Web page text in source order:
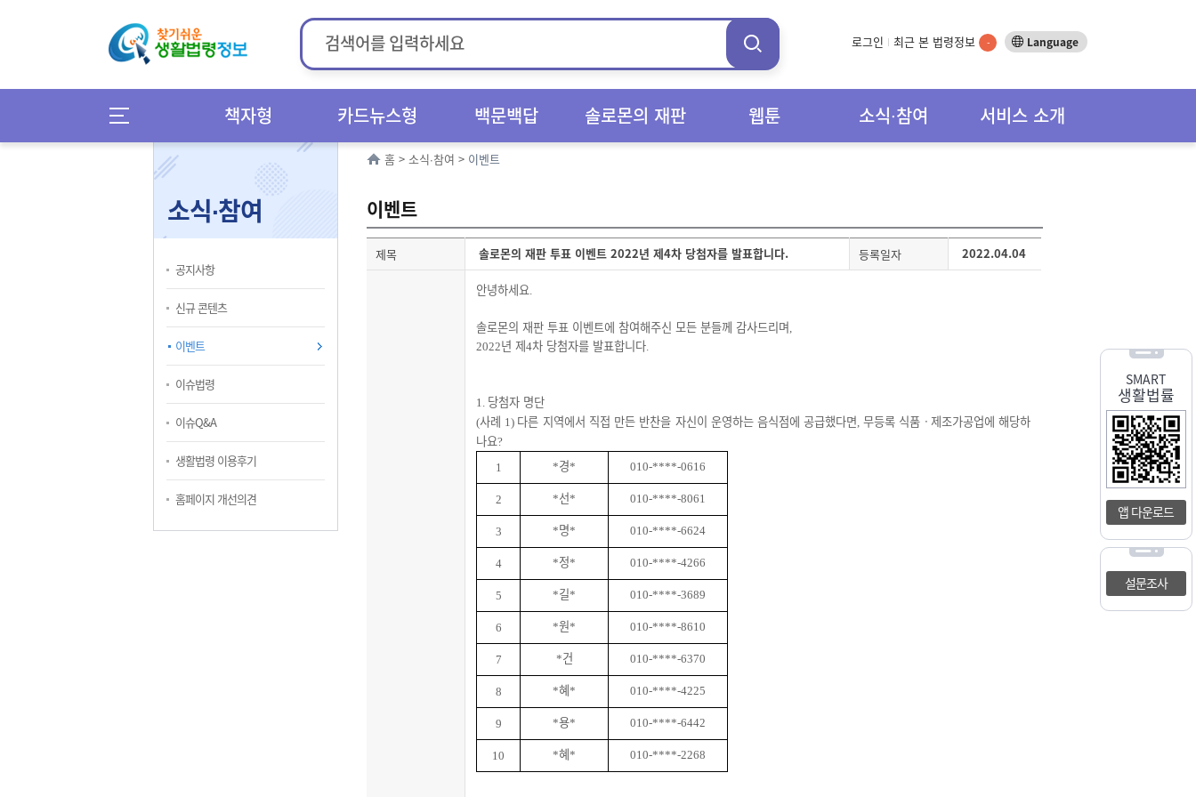
로그인 최근 본 법령정보 - Language
책자형 카드뉴스형 백문백답 솔로몬의 재판 웹툰 소식∙참여 서비스 소개
SMART
생활법률
앱 다운로드
설문조사
소식∙참여
공지사항
신규 콘텐츠
이벤트
이슈법령
이슈Q&A
생활법령 이용후기
홈페이지 개선의견
홈 > 소식∙참여 > 이벤트
이벤트
제목 솔로몬의 재판 투표 이벤트 2022년 제4차 당첨자를 발표합니다. 등록일자 2022.04.04
안녕하세요.
솔로몬의 재판 투표 이벤트에 참여해주신 모든 분들께 감사드리며,
2022년 제4차 당첨자를 발표합니다.
1. 당첨자 명단
(사례 1) 다른 지역에서 직접 만든 반찬을 자신이 운영하는 음식점에 공급했다면, 무등록 식품ㆍ 제조가공업에 해당하
나요?
1
*경* 010-****-0616
2 *선* 010-****-8061
3 *명* 010-****-6624
4 *정* 010-****-4266
5 *길* 010-****-3689
6 *원* 010-****-8610
7 *건 010-****-6370
8 *혜* 010-****-4225
9 *용* 010-****-6442
10 *혜* 010-****-2268